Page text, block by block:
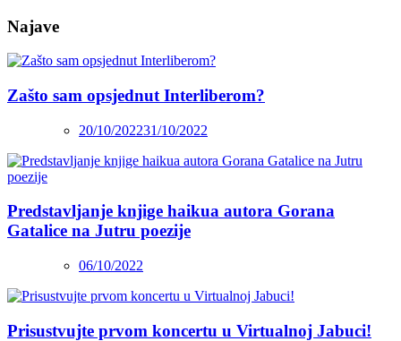
Najave
Zašto sam opsjednut Interliberom?
20/10/202231/10/2022
Predstavljanje knjige haikua autora Gorana
Gatalice na Jutru poezije
06/10/2022
Prisustvujte prvom koncertu u Virtualnoj Jabuci!